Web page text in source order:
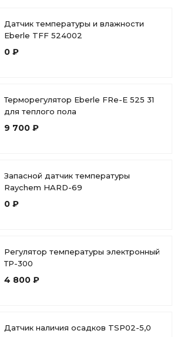
Датчик температуры и влажности
Eberle TFF 524002
0 ₽
Терморегулятор Eberle FRe-E 525 31
для теплого пола
9 700 ₽
Запасной датчик температуры
Raychem HARD-69
0 ₽
Регулятор температуры электронный
ТР-300
4 800 ₽
Датчик наличия осадков TSP02-5,0